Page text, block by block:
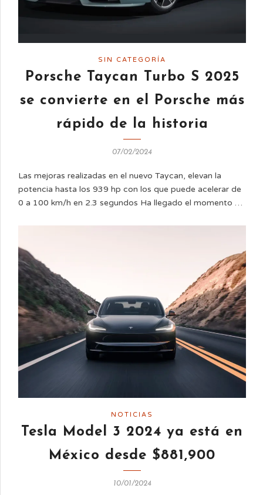
SIN CATEGORÍA
Porsche Taycan Turbo S 2025
se convierte en el Porsche más
rápido de la historia
07/02/2024
Las mejoras realizadas en el nuevo Taycan, elevan la
potencia hasta los 939 hp con los que puede acelerar de
0 a 100 km/h en 2.3 segundos Ha llegado el momento …
NOTICIAS
Tesla Model 3 2024 ya está en
México desde $881,900
10/01/2024